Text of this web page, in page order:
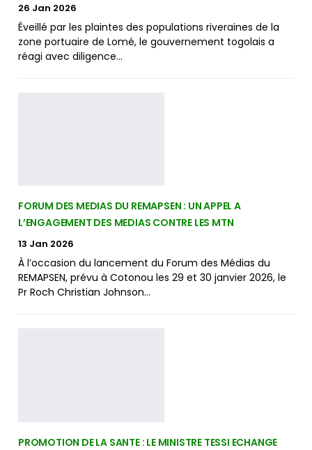
26 Jan 2026
Éveillé par les plaintes des populations riveraines de la
zone portuaire de Lomé, le gouvernement togolais a
réagi avec diligence…
FORUM DES MEDIAS DU REMAPSEN : UN APPEL A
L’ENGAGEMENT DES MEDIAS CONTRE LES MTN
13 Jan 2026
À l’occasion du lancement du Forum des Médias du
REMAPSEN, prévu à Cotonou les 29 et 30 janvier 2026, le
Pr Roch Christian Johnson…
PROMOTION DE LA SANTE : LE MINISTRE TESSI ECHANGE